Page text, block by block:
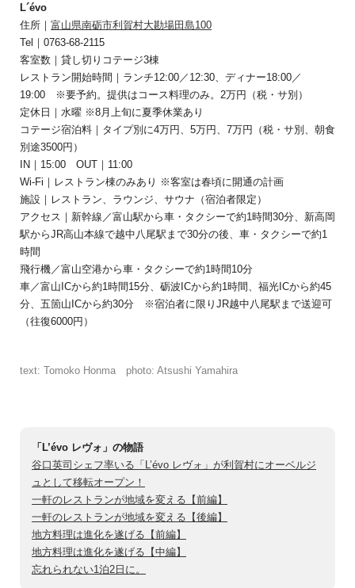
L´évo
住所｜ 富山県南砺市利賀村大勘場田島100
Tel｜0763-68-2115
客室数｜貸し切りコテージ3棟
レストラン開始時間｜ランチ12:00／12:30、 ディナー18:00／
19:00
※要予約。提供はコース料理のみ。 2万円（税・サ別）
定休日｜水曜 ※8月上旬に夏季休業あり
コテージ宿泊料｜タイプ別に4万円、5万円、 7万円（税・サ別、朝食
別途3500円）
IN｜15:00 OUT｜11:00
Wi-Fi｜レストラン棟のみあり ※客室は春頃に開通の計画
施設｜レストラン、ラウンジ、サウナ（宿泊者限定）
アクセス｜新幹線／富山駅から車・タクシーで約1時間30分、 新高岡
駅からJR高山本線で越中八尾駅まで30分の後、 車・タクシーで約1
時間
飛行機／富山空港から車・タクシーで約1時間10分
車／富山ICから約1時間15分、砺波ICから約1時間、 福光ICから約45
分、五箇山ICから約30分
※宿泊者に限りJR越中八尾駅まで送迎可
（往復6000円）
text: Tomoko Honma photo: Atsushi Yamahira
「L’évo レヴォ」の物語
谷口英司シェフ率いる「L’évo レヴォ」が利賀村にオーベルジ
ュとして移転オープン！
一軒のレストランが地域を変える【前編】
一軒のレストランが地域を変える【後編】
地方料理は進化を遂げる【前編】
地方料理は進化を遂げる【中編】
忘れられない1泊2日に。